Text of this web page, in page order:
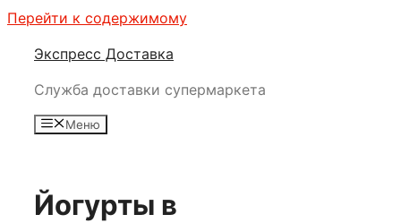
Перейти к содержимому
Экспресс Доставка
Служба доставки супермаркета
Меню
Йогурты в